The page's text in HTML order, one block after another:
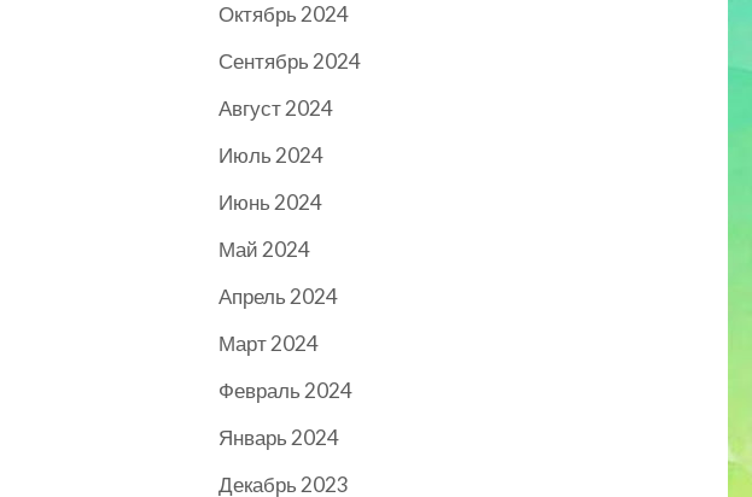
Октябрь 2024
Сентябрь 2024
Август 2024
Июль 2024
Июнь 2024
Май 2024
Апрель 2024
Март 2024
Февраль 2024
Январь 2024
Декабрь 2023